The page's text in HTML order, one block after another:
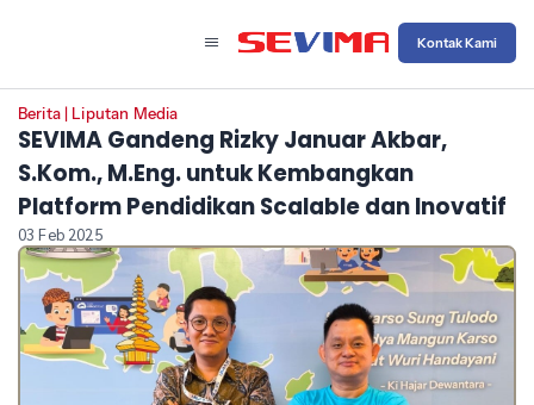
Kontak Kami
Berita| Liputan Media
SEVIMA Gandeng Rizky Januar Akbar,
S.Kom., M.Eng. untuk Kembangkan
Platform Pendidikan Scalable dan Inovatif
03 Feb 2025